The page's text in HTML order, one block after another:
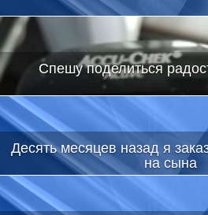
Спешу поделиться
Десять месяцев назад я
на сына